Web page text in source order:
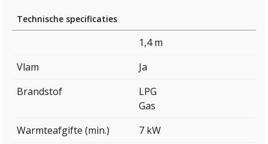
Technische specificaties
1,4 m
Vlam
Ja
Brandstof
LPG
Gas
Warmteafgifte (min.)
7 kW